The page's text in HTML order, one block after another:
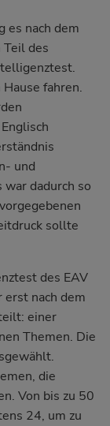
es nach dem
des
fahren.
und
dadurch so
sollte
des EAV
erst nach dem
einer
Themen. Die
die
Von bis zu 50
24, um zu